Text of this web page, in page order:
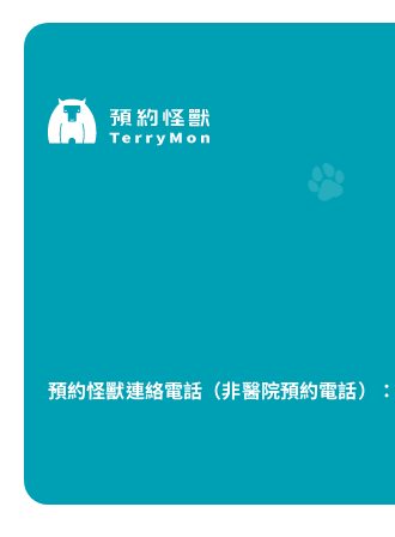
預約怪獸連絡電話（非醫院預約電話）：